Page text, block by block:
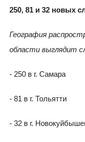
250, 81 и 32 новых
География
области выглядит
- 250 в г. Самара
- 81 в г. Тольятти
- 32 в г.